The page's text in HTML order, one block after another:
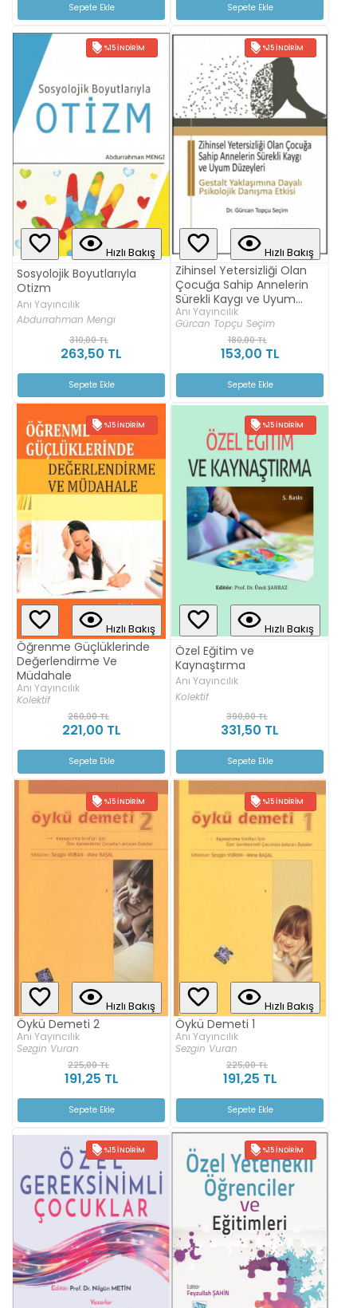
Sepete Ekle Sepete Ekle
%15 İNDIRIM
Hızlı Bakış
Sosyolojik Boyutlarıyla
Otizm
Anı Yayıncılık
Abdurrahman Mengi
310,00 TL
263,50 TL
Sepete Ekle
%15 İNDIRIM
Hızlı Bakış
Zihinsel Yetersizliği Olan
Çocuğa Sahip Annelerin
Sürekli Kaygı ve Uyum
Düzeyleri
Anı Yayıncılık
Gürcan Topçu Seçim
180,00 TL
153,00 TL
Sepete Ekle
%15 İNDIRIM
Hızlı Bakış
Öğrenme Güçlüklerinde
Değerlendirme Ve
Müdahale
Anı Yayıncılık
Kolektif
260,00 TL
221,00 TL
Sepete Ekle
%15 İNDIRIM
Hızlı Bakış
Özel Eğitim ve
Kaynaştırma
Anı Yayıncılık
Kolektif
390,00 TL
331,50 TL
Sepete Ekle
%15 İNDIRIM
Hızlı Bakış
Öykü Demeti 2
Anı Yayıncılık
Sezgin Vuran
225,00 TL
191,25 TL
Sepete Ekle
%15 İNDIRIM
Hızlı Bakış
Öykü Demeti 1
Anı Yayıncılık
Sezgin Vuran
225,00 TL
191,25 TL
Sepete Ekle
%15 İNDIRIM %15 İNDIRIM